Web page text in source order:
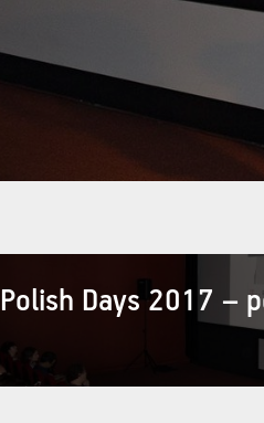
Polish Days 2017 –